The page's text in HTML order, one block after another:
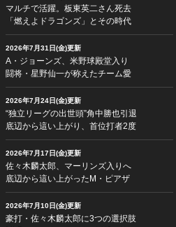
マルチで活躍。板東英二さん死去
「燃えよドラゴンズ」とその時代
2026年7月31日(金)更新
A・ジョーンズ、米野球殿堂入り
闘将・星野仙一が称えたチーム愛
2026年7月24日(金)更新
“独立リーグの出世頭”角中勝也引退
底辺から這い上がり、首位打者2度
2026年7月17日(金)更新
佐々木麟太郎、マーリンズ入りへ
底辺から這い上がったM・ピアザ
2026年7月10日(金)更新
豪打・佐々木麟太郎に3つの選択肢